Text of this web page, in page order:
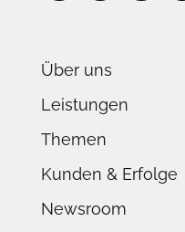
Über uns
Leistungen
Themen
Kunden & Erfolge
Newsroom